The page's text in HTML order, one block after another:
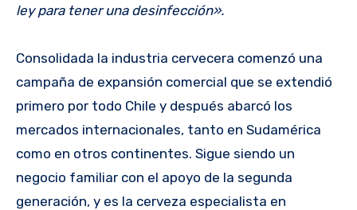
ley para tener una desinfección».
Consolidada la industria cervecera comenzó una
campaña de expansión comercial que se extendió
primero por todo Chile y después abarcó los
mercados internacionales, tanto en Sudamérica
como en otros continentes. Sigue siendo un
negocio familiar con el apoyo de la segunda
generación, y es la cerveza especialista en